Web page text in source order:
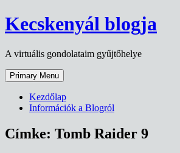
Skip
to
Kecskenyál blogja
A virtuális gondolataim gyűjtőhelye
Primary Menu
Kezdőlap
Információk a Blogról
Címke: Tomb Raider 9